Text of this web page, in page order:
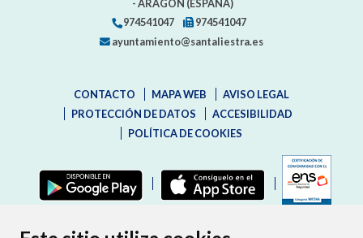
- ARAGÓN (ESPAÑA)
974541047
974541047
ayuntamiento@santaliestra.es
CONTACTO MAPA WEB
AVISO LEGAL
PROTECCIÓN DE DATOS
ACCESIBILIDAD
POLÍTICA DE COOKIES